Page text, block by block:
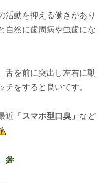
活動を抑える働きがあり
自然に歯周病や虫歯にな
舌を前に突出し左右に動
をすると良いです。
近 「スマホ型口臭」 など